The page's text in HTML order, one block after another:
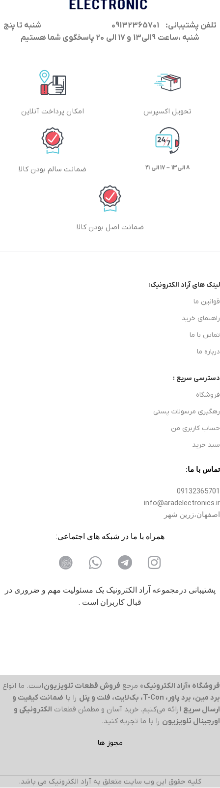
تلفن پشتیبانی: 09132365701
شنبه تا پنج
شنبه ،ساعت 9الی13 و 17 الی 20 پاسخگوی شما هستیم
تحویل اکسپرس امکان پرداخت آنلاین
8 الی13 – 17 الی 21 ضمانت سالم بودن کالا
ضمانت اصل بودن کالا
لینک های آراد الکترونیک:
قوانین ما
راهنمای خرید
تماس با ما
درباره ما
دسترسی سریع :
فروشگاه
رهگیری مرسولات پستی
حساب کاربری من
سبد خرید
تماس با ما:
09132365701
info@aradelectronics.ir
اصفهان،زرین شهر
همراه با ما در شبکه های اجتماعی:
پشتیبانی درمجموعه آراد الکترونیک یک مسئولیت مهم و ضروری در
قبال کاربران است .
فروشگاه «آراد الکترونیک» مرجع فروش قطعات تلویزیوناست. ما انواع
برد مین، برد پاور، T-Con، بک‌لایت، فلت و پنل
را با ضمانت کیفیت و
ارسال سریع ارائه می‌کنیم. خرید آسان و مطمئن قطعات الکترونیکی و
اورجینال تلویزیون را با ما تجربه کنید.
مجوز ها
کلیه حقوق این وب سایت متعلق به آراد الکترونیک می باشد.